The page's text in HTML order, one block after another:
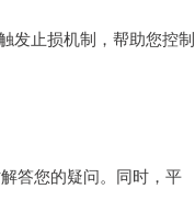
发止损机制，帮助您控制
答您的疑问。同时，平